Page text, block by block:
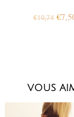
€10,74 €
VOUS